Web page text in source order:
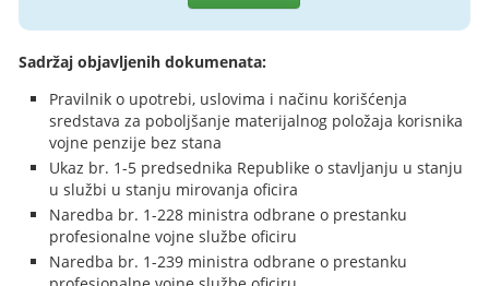
Sadržaj objavljenih dokumenata:
Pravilnik o upotrebi, uslovima i načinu korišćenja
sredstava za poboljšanje materijalnog položaja korisnika
vojne penzije bez stana
Ukaz br. 1-5 predsednika Republike o stavljanju u stanju
u službi u stanju mirovanja oficira
Naredba br. 1-228 ministra odbrane o prestanku
profesionalne vojne službe oficiru
Naredba br. 1-239 ministra odbrane o prestanku